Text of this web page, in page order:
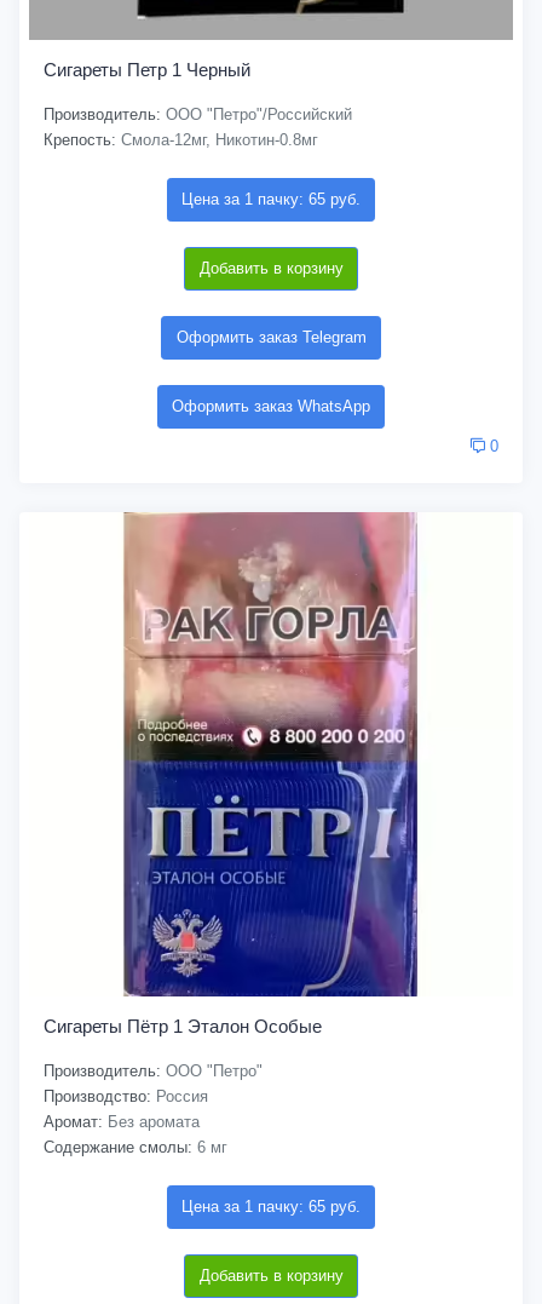
Сигареты Петр 1 Черный
Производитель: ООО "Петро"/Российский
Крепость: Смола-12мг, Никотин-0.8мг
Цена за 1 пачку: 65 руб.
Добавить в корзину
Оформить заказ Telegram
Оформить заказ WhatsApp
0
Сигареты Пётр 1 Эталон Особые
Производитель: ООО "Петро"
Производство: Россия
Аромат: Без аромата
Содержание смолы: 6 мг
Цена за 1 пачку: 65 руб.
Добавить в корзину